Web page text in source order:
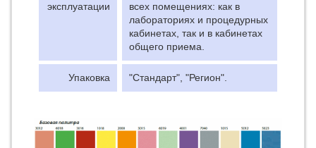
эксплуатации
всех помещениях: как в
лабораториях и процедурных
кабинетах, так и в кабинетах
общего приема.
Упаковка "Стандарт", "Регион".